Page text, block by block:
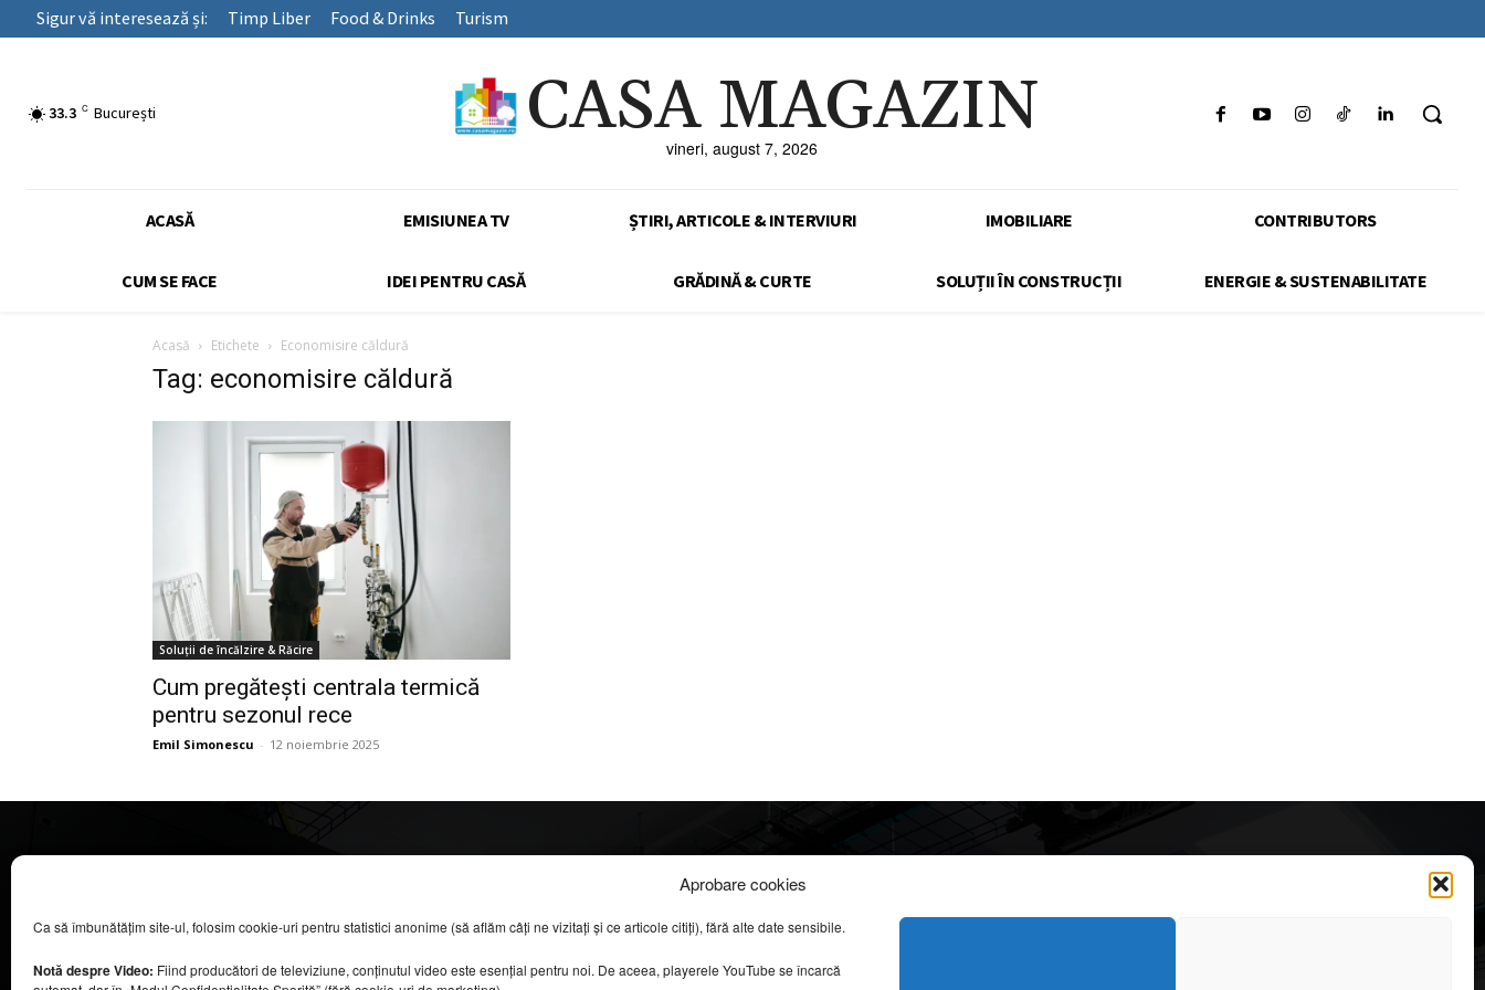
Aprobare cookies
Ca să îmbunătățim site-ul, folosim cookie-uri pentru statistici anonime (să aflăm câți ne vizitați și ce articole citiți), fără alte date sensibile.
Notă despre Video: Fiind producători de televiziune, conținutul video este esențial pentru noi. De aceea, playerele YouTube se încarcă
Sigur vă interesează și: Timp Liber Food & Drinks Turism
33.3 C București CASA MAGAZIN
vineri, august 7, 2026
ACASĂ EMISIUNEA TV ȘTIRI, ARTICOLE & INTERVIURI IMOBILIARE CONTRIBUTORS
CUM SE FACE IDEI PENTRU CASĂ GRĂDINĂ & CURTE SOLUȚII ÎN CONSTRUCȚII ENERGIE & SUSTENABILITATE
Acasă Etichete Economisire căldură
Tag: economisire căldură
Soluții de încălzire & Răcire
Cum pregătești centrala termică
pentru sezonul rece
Emil Simonescu - 12 noiembrie 2025
COOL MEDIA BROADCASTING & EVENTS SRL.
Toate drepturile rezervate.
Contacte în secțiunea „Despre noi”.
Info
DESPRE NOI
CONFIDENȚIALITATE & COOKIES
apreciate
Cele mai impresionante cabane